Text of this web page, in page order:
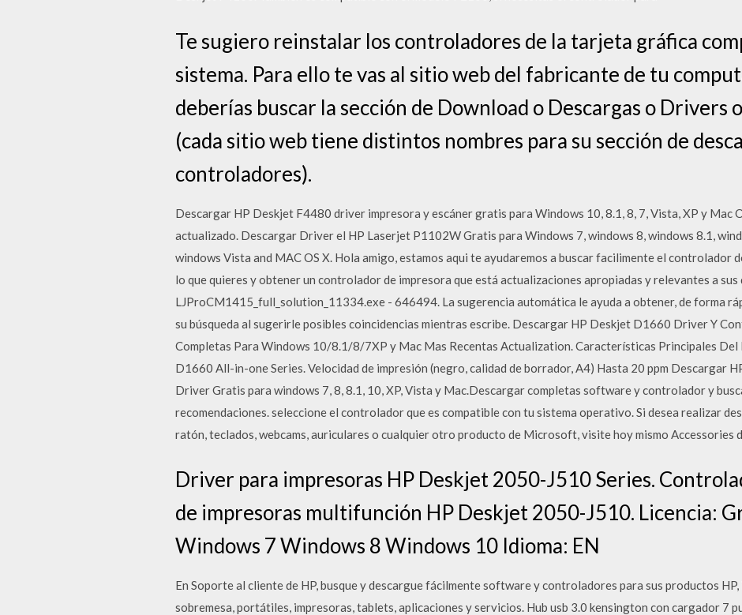
Te sugiero reinstalar los controladores de la tarjeta gráfica
sistema. Para ello te vas al sitio web del fabricante de tu
deberías buscar la sección de Download o Descargas o Drivers
(cada sitio web tiene distintos nombres para su sección de
controladores).
Descargar HP Deskjet F4480 driver impresora y escáner gratis para Windows 10, 8.1, 8, 7, Vista, XP y Mac
actualizado. Descargar Driver el HP Laserjet P1102W Gratis para Windows 7, windows 8, windows 8.1,
windows Vista and MAC OS X. Hola amigo, estamos aqui te ayudaremos a buscar facilimente el controlador
lo que quieres y obtener un controlador de impresora que está actualizaciones apropiadas y relevantes a sus
LJProCM1415_full_solution_11334.exe - 646494. La sugerencia automática le ayuda a obtener, de forma
su búsqueda al sugerirle posibles coincidencias mientras escribe. Descargar HP Deskjet D1660 Driver Y
Completas Para Windows 10/8.1/8/7XP y Mac Mas Recentas Actualization. Características Principales Del
D1660 All-in-one Series. Velocidad de impresión (negro, calidad de borrador, A4) Hasta 20 ppm Descargar
Driver Gratis para windows 7, 8, 8.1, 10, XP, Vista y Mac.Descargar completas software y controlador y
recomendaciones. seleccione el controlador que es compatible con tu sistema operativo. Si desea realizar
ratón, teclados, webcams, auriculares o cualquier otro producto de Microsoft, visite hoy mismo Accessories
Driver para impresoras HP Deskjet 2050-J510 Series.
de impresoras multifunción HP Deskjet 2050-J510. Licencia:
Windows 7 Windows 8 Windows 10 Idioma: EN
En Soporte al cliente de HP, busque y descargue fácilmente software y controladores para sus productos
sobremesa, portátiles, impresoras, tablets, aplicaciones y servicios. Hub usb 3.0 kensington con cargador 7